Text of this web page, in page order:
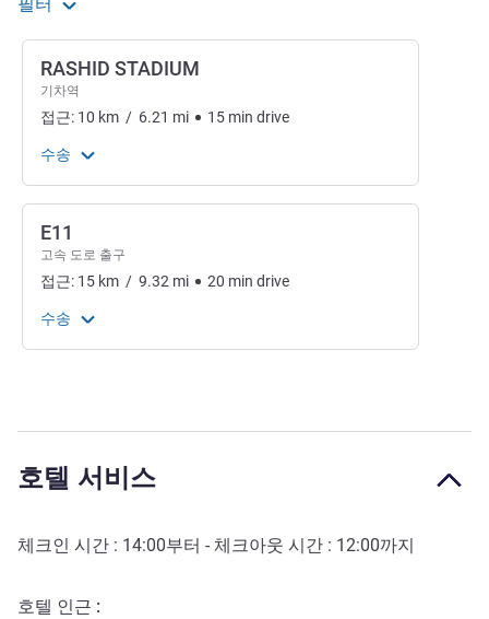
RASHID STADIUM
기차역
접근: 10 km / 6.21 mi 15 min drive
수송
E11
고속 도로 출구
접근: 15 km / 9.32 mi 20 min drive
수송
호텔 서비스
체크인 시간 : 14:00부터 - 체크아웃 시간 : 12:00까지
호텔 인근